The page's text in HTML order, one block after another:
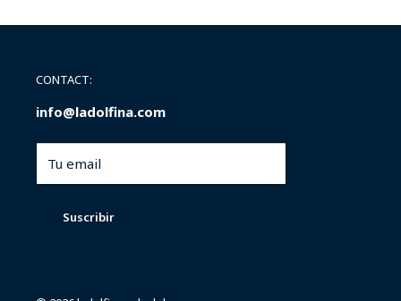
CONTACT:
info@ladolfina.com
Tu email
Suscribir